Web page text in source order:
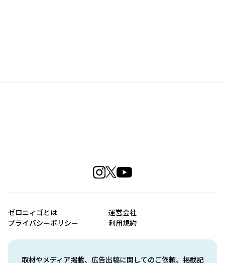
取材やメディア掲載、広告出稿に関してのご依頼、掲載記
ゼロニィゴとは
運営会社
プライバシーポリシー
利用規約